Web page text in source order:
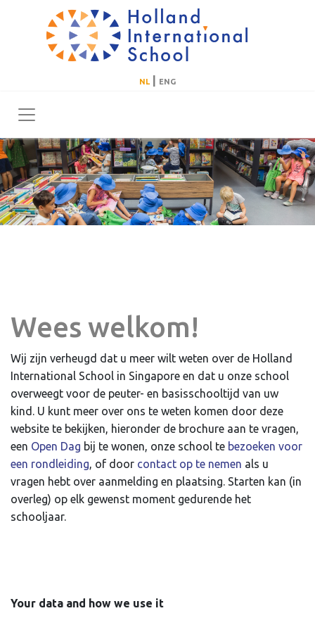
NL ENG
Toggle navigation
Wees welkom!
Wij zijn verheugd dat u meer wilt weten over de Holland
International School in Singapore en dat u onze school
overweegt voor de peuter- en basisschooltijd van uw
kind. U kunt meer over ons te weten komen door deze
website te bekijken, hieronder de brochure aan te vragen,
een Open Dag bij te wonen, onze school te bezoeken voor
een rondleiding, of door contact op te nemen als u
vragen hebt over aanmelding en plaatsing. Starten kan (in
overleg) op elk gewenst moment gedurende het
schooljaar.
Your data and how we use it